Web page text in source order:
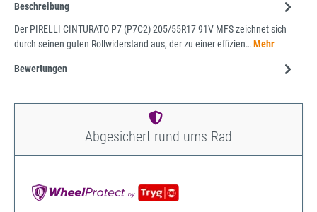
Beschreibung
Der PIRELLI CINTURATO P7 (P7C2) 205/55R17 91V MFS zeichnet sich
durch seinen guten Rollwiderstand aus, der zu einer effizien…Mehr
Bewertungen
Abgesichert rund ums Rad